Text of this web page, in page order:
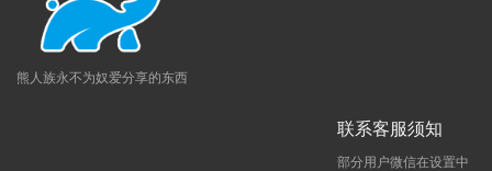
熊人族永不为奴爱分享的东西
联系客服须知
部分用户微信在设置中